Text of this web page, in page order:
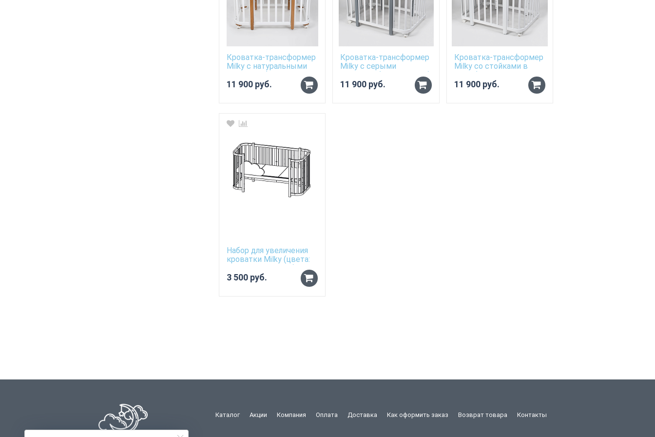
Кроватка-трансформер
Milky с натуральными
стойками (Цвета:
Белый, Молочный)
11 900 руб.
Кроватка-трансформер
Milky с серыми
стойками (Цвет: Белый)
11 900 руб.
Кроватка-трансформер
Milky со стойками в
цвет (Цвета: Белый,
Молочный)
11 900 руб.
Набор для увеличения
кроватки Milky (цвета:
Белый, Молочный)
3 500 руб.
Каталог Акции Компания Оплата Доставка Как оформить заказ Возврат товара Контакты